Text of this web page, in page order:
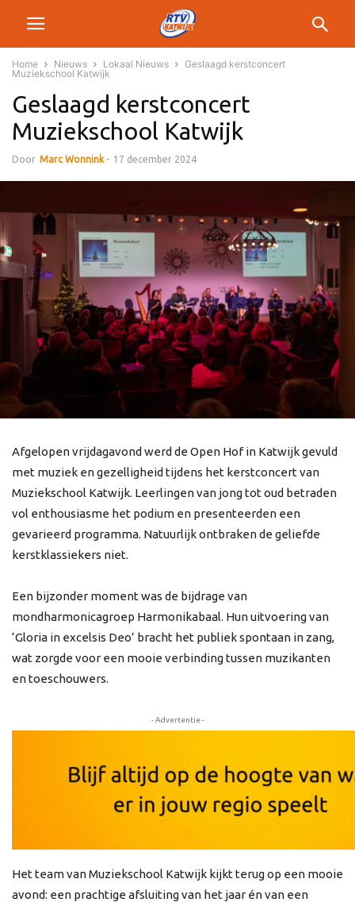
Home Nieuws Lokaal Nieuws
Geslaagd kerstconcert
Muziekschool Katwijk
Geslaagd kerstconcert
Muziekschool Katwijk
Door Marc Wonnink - 17 december 2024
Afgelopen vrijdagavond werd de Open Hof in Katwijk gevuld
met muziek en gezelligheid tijdens het kerstconcert van
Muziekschool Katwijk. Leerlingen van jong tot oud betraden
vol enthousiasme het podium en presenteerden een
gevarieerd programma. Natuurlijk ontbraken de geliefde
kerstklassiekers niet.
Een bijzonder moment was de bijdrage van
mondharmonicagroep Harmonikabaal. Hun uitvoering van
‘Gloria in excelsis Deo’ bracht het publiek spontaan in zang,
wat zorgde voor een mooie verbinding tussen muzikanten
en toeschouwers.
- Advertentie -
Het team van Muziekschool Katwijk kijkt terug op een mooie
avond: een prachtige afsluiting van het jaar én van een